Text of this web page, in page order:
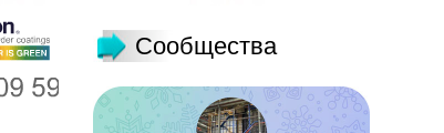
Сообщества